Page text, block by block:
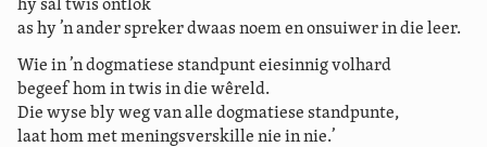
hy sál twis ontlok
as hy ’n ander spreker dwaas noem en onsuiwer in die leer.
Wie in ’n dogmatiese standpunt eiesinnig volhard
begeef hom in twis in die wêreld.
Die wyse bly weg van alle dogmatiese standpunte,
laat hom met meningsverskille nie in nie.’